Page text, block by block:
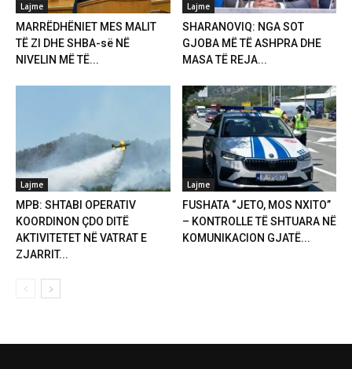
Lajme
MARRËDHËNIET MES MALIT
TË ZI DHE SHBA-së NË
NIVELIN MË TË...
Lajme
SHARANOVIQ: NGA SOT
GJOBA MË TË ASHPRA DHE
MASA TË REJA...
Lajme
MPB: SHTABI OPERATIV
KOORDINON ÇDO DITË
AKTIVITETET NË VATRAT E
ZJARRIT...
Lajme
FUSHATA “JETO, MOS NXITO”
– KONTROLLE TË SHTUARA NË
KOMUNIKACION GJATË...